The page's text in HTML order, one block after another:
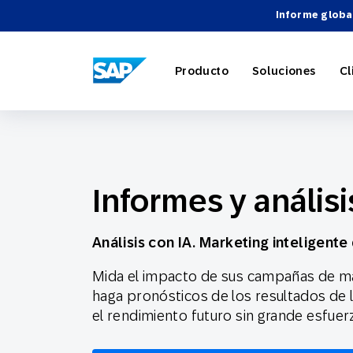
Informe
SAP ENGAGEMENT CLOUD
Producto
Marketing
Soluciones
Comercio
Viajes y
Acerca
Carreras
Directorio
Informes y
Análisis con IA. Marketing inteligente
Mida el impacto de sus campañas de
haga pronósticos de los resultados de
el rendimiento futuro sin grande